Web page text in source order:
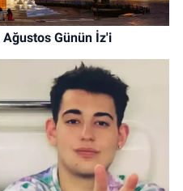
Ağustos Günün İz'i